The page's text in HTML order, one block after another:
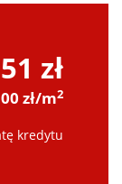
zł
zł/m2
kredytu